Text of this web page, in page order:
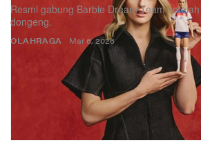
OLAHRAGA
Resmi gabung Barbie Dream Team
dongeng.
Mar 6, 2026